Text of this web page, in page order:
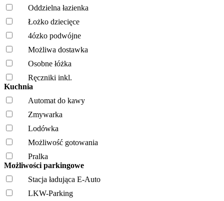
Oddzielna łazienka
Łożko dziecięce
4ózko podwójne
Możliwa dostawka
Osobne łóżka
Ręczniki inkl.
Kuchnia
Automat do kawy
Zmywarka
Lodówka
Możliwość gotowania
Pralka
Możliwości parkingowe
Stacja ładująca E-Auto
LKW-Parking